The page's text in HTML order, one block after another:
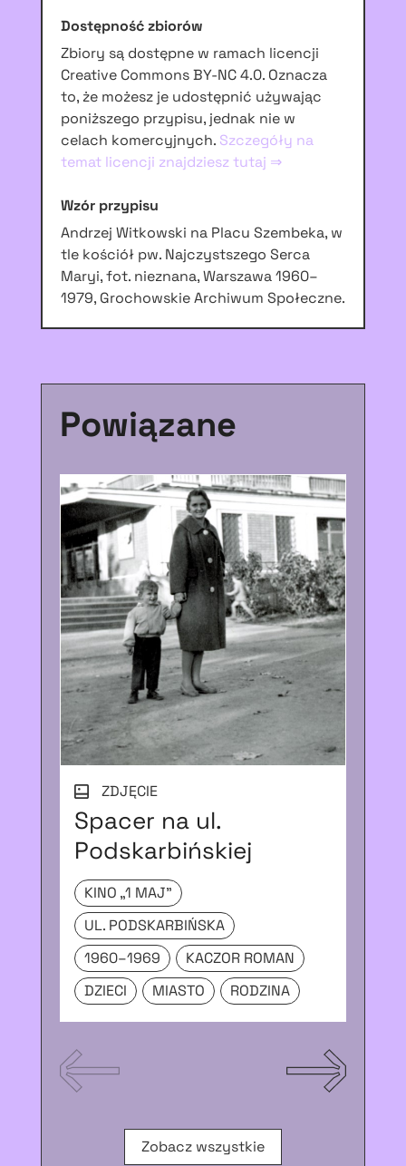
Dostępność zbiorów
Zbiory są dostępne w ramach licencji
Creative Commons BY-NC 4.0. Oznacza
to, że możesz je udostępnić używając
poniższego przypisu, jednak nie w
celach komercyjnych. Szczegóły na
temat licencji znajdziesz tutaj ⇒
Wzór przypisu
Andrzej Witkowski na Placu Szembeka, w
tle kościół pw. Najczystszego Serca
Maryi, fot. nieznana, Warszawa 1960–
1979, Grochowskie Archiwum Społeczne.
Powiązane
ZDJĘCIE
Spacer na ul.
Podskarbińskiej
KINO „1 MAJ”
UL. PODSKARBIŃSKA
1960–1969
KACZOR ROMAN
DZIECI
MIASTO RODZINA
Zobacz wszystkie